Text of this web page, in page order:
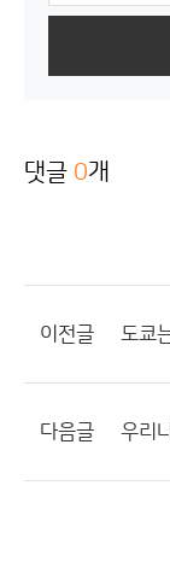
댓글 0개
이전글 도쿄
다음글 우리